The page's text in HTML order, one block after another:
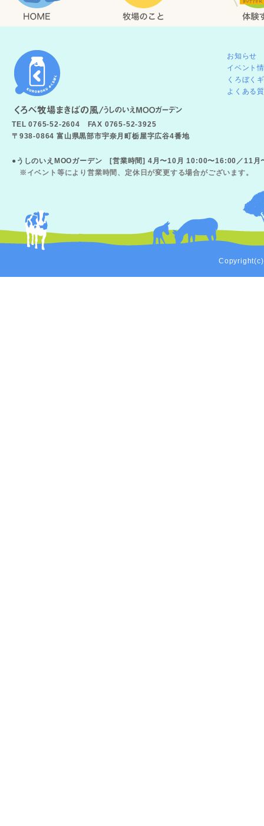
TEL 0765-52-2604 FAX 0765-52-3925
〒938-0864 富山県黒部市宇奈月町栃屋字広谷4番地
お知らせ
イベント
くろぼく
よくある
●うしのいえMOOガーデン [営業時間] 4月〜10月 10:00〜16:00／11
※イベント等により営業時間、定休日が変更する場合がございます。